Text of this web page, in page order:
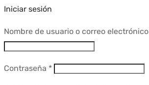
Iniciar sesión
Nombre de usuario o correo electrónico
Contraseña *Requerido